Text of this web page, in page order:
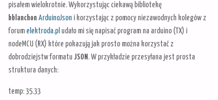
pisałem wielokrotnie. Wykorzystując ciekawą bibliotekę
bblanchon ArduinoJson i korzystając z pomocy niezawodnych kolegów z
forum elektroda.pl udało mi się napisać program na arduino (TX) i
nodeMCU (RX) które pokazują jak prosto można korzystać z
dobrodziejstw formatuJSON . W przykładzie przesyłana jest prosta
struktura danych:
temp: 35.33